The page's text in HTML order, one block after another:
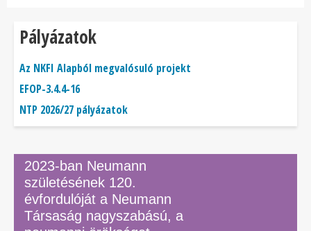
Pályázatok
Az NKFI Alapból megvalósuló projekt
EFOP-3.4.4-16
NTP 2026/27 pályázatok
2023-ban Neumann
születésének 120.
évfordulóját a Neumann
Társaság nagyszabású, a